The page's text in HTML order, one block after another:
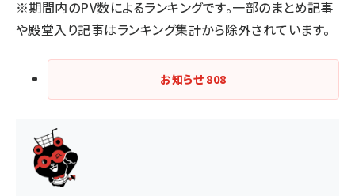
※期間内のPV数によるランキングです。一部のまとめ記事
や殿堂入り記事はランキング集計から除外されています。
お知らせ808